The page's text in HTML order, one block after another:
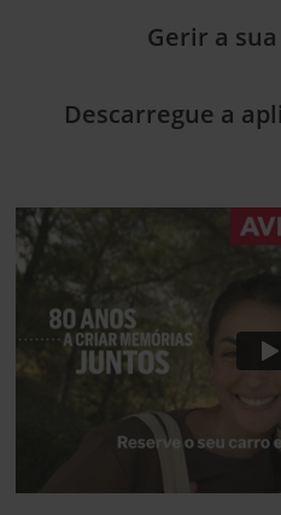
Gerir a
Descarregue a